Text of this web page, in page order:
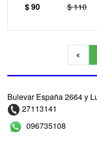
$ 90
$ 110
«
Bulevar España 2664 y
27113141
096735108